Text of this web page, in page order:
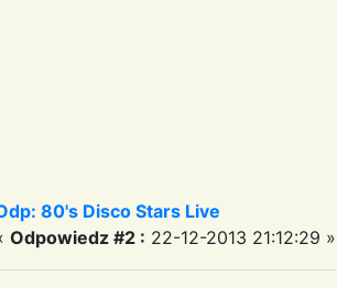
80's Disco Stars Live
Odpowiedz #2 : 22-12-2013 21:12:29 »